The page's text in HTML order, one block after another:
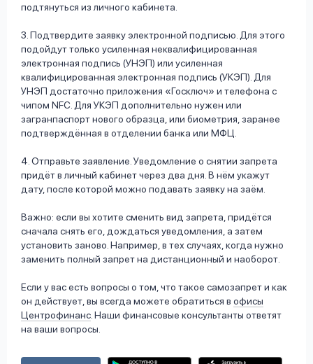
подтянуться из личного кабинета.
3. Подтвердите заявку электронной подписью. Для этого
подойдут только усиленная неквалифицированная
электронная подпись (УНЭП) или усиленная
квалифицированная электронная подпись (УКЭП). Для
УНЭП достаточно приложения «Госключ» и телефона с
чипом NFC. Для УКЭП дополнительно нужен или
загранпаспорт нового образца, или биометрия, заранее
подтверждённая в отделении банка или МФЦ.
4. Отправьте заявление. Уведомление о снятии запрета
придёт в личный кабинет через два дня. В нём укажут
дату, после которой можно подавать заявку на заём.
Важно: если вы хотите сменить вид запрета, придётся
сначала снять его, дождаться уведомления, а затем
установить заново. Например, в тех случаях, когда нужно
заменить полный запрет на дистанционный и наоборот.
Если у вас есть вопросы о том, что такое самозапрет и как
он действует, вы всегда можете обратиться в офисы
Центрофинанс. Наши финансовые консультанты ответят
на ваши вопросы.